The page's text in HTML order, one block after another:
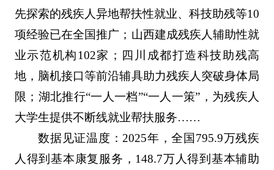
先探索的残疾人异地帮扶性就业、科技助残等10
项经验已在全国推广；山西建成残疾人辅助性就
业示范机构102家；四川成都打造科技助残高
地，脑机接口等前沿辅具助力残疾人突破身体局
限；湖北推行“一人一档”“一人一策”，为残疾人
大学生提供不断线就业帮扶服务……
数据见证温度：2025年，全国795.9万残疾
人得到基本康复服务，148.7万人得到基本辅助